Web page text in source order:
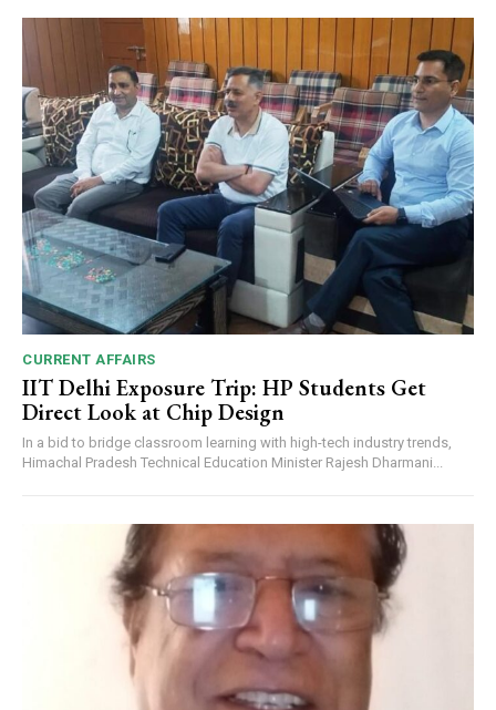
CURRENT AFFAIRS
IIT Delhi Exposure Trip: HP Students Get
Direct Look at Chip Design
In a bid to bridge classroom learning with high-tech industry trends,
Himachal Pradesh Technical Education Minister Rajesh Dharmani...